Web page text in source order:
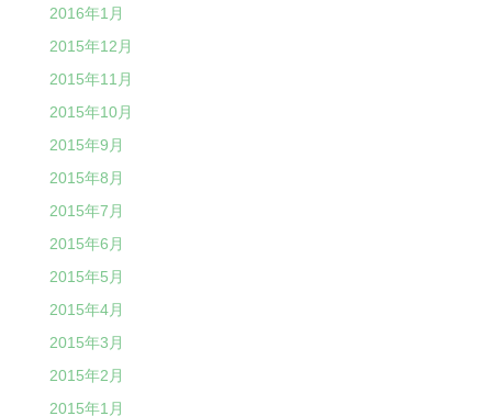
2016年1月
2015年12月
2015年11月
2015年10月
2015年9月
2015年8月
2015年7月
2015年6月
2015年5月
2015年4月
2015年3月
2015年2月
2015年1月